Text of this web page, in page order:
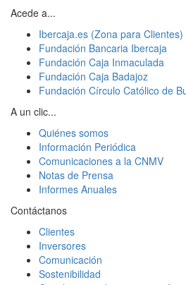
Acede a...
Ibercaja.es (Zona para Clientes)
Fundación Bancaria Ibercaja
Fundación Caja Inmaculada
Fundación Caja Badajoz
Fundación Círculo Católico de
A un clic...
Quiénes somos
Información Periódica
Comunicaciones a la CNMV
Notas de Prensa
Informes Anuales
Contáctanos
Clientes
Inversores
Comunicación
Sostenibilidad